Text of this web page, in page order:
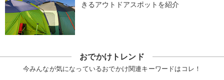
きるアウトドアスポットを紹介
おでかけトレンド
今みんなが気になっているおでかけ関連キーワードはコレ！